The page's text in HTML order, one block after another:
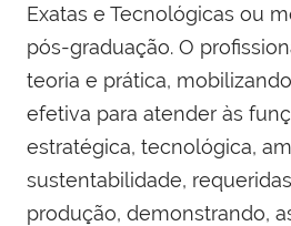
Exatas e Tecnológicas ou
pós-graduação. O
teoria e prática,
efetiva para atender às
estratégica, tecnológica,
sustentabilidade,
produção, demonstrando,